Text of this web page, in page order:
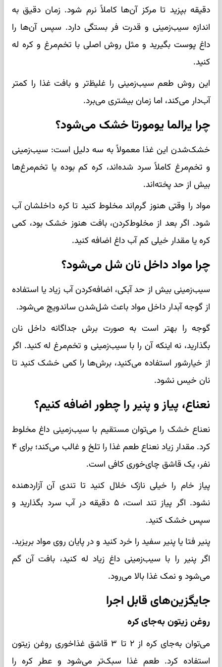
دقیقه بپزید تا مرکز آن‌ها کاملاً نرم شود. زمان دقیق به
اندازه سیب‌زمینی و قدرت فر بستگی دارد. سپس آن‌ها را
داغ پوست بگیرید و مثل روش اصلی با تخم‌مرغ و کره له
کنید.
این روش طعم سیب‌زمینی را غلیظ‌تر و بافت غذا را کمتر
آب‌دار می‌کند، اما زمان بیشتری می‌برد.
چرا یرالما یومورتا خشک می‌شود؟
خشک‌شدن این غذا معمولاً به سه دلیل است: سیب‌زمینی
و تخم‌مرغ کاملاً سرد شده‌اند، کره کم بوده یا تخم‌مرغ‌ها
بیش از حد پخته‌اند.
مواد را وقتی هنوز گرم‌اند مخلوط کنید تا کره داخلشان آب
شود. اگر بعد از مخلوط‌کردن، بافت هنوز خشک بود، کمی
کره یا مقدار خیلی کم آب داغ اضافه کنید.
چرا مواد داخل نان شل می‌شود؟
سیب‌زمینی بیش از حد آبکی، اضافه‌کردن آب زیاد یا استفاده
از گوجه آبدار داخل مواد باعث شل‌شدن ساندویچ می‌شود.
گوجه را بهتر است به صورت برش جداگانه داخل نان
بگذارید، نه اینکه آن را با سیب‌زمینی و تخم‌مرغ له کنید. اگر
از خیارشور استفاده می‌کنید، برش‌ها را کمی خشک کنید تا
نان خیس نشود.
نعناع، پیاز و پنیر را چطور اضافه کنیم؟
نعناع خشک را می‌توان مستقیم با سیب‌زمینی داغ مخلوط
کرد. مقدار زیاد نعناع طعم غذا را تلخ و غالب می‌کند؛ برای ۴
نفر، یک قاشق چای‌خوری کافی است.
پیاز خام را خیلی نازک خلال کنید تا تندی آن آزاردهنده
نشود. اگر پیاز تند است، ۵ دقیقه در آب سرد بگذارید و
سپس خشک کنید.
پنیر فتا یا پنیر سفید را خرد کنید و در پایان روی مواد بریزید.
اگر پنیر را با سیب‌زمینی داغ زیاد له کنید، بافت آن گم
می‌شود و نمک غذا بالا می‌رود.
جایگزین‌های قابل اجرا
روغن زیتون به‌جای کره
می‌توان به‌جای کره از ۲ تا ۳ قاشق غذاخوری روغن زیتون
استفاده کرد. طعم غذا سبک‌تر می‌شود و عطر کره را